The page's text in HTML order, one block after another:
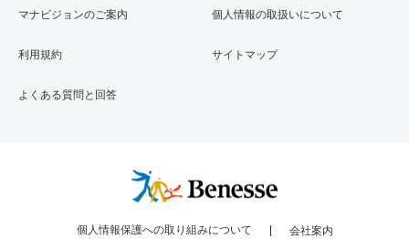
マナビジョンのご案内
利用規約
よくある質問と回答
個人情報の取扱いについて
サイトマップ
個人情報保護への取り組みについて 会社案内